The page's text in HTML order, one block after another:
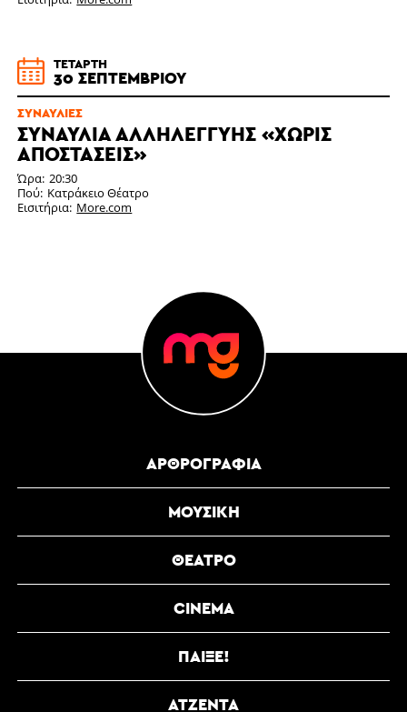
ΤΕΤΆΡΤΗ
30 ΣΕΠΤΕΜΒΡΊΟΥ
ΣΥΝΑΥΛΊΕΣ
ΣΥΝΑΥΛΊΑ ΑΛΛΗΛΕΓΓΎΗΣ «ΧΩΡΊΣ
ΑΠΟΣΤΆΣΕΙΣ»
Ώρα 20:30
Πού Κατράκειο Θέατρο
Εισιτήρια More.com
ΑΡΘΡΟΓΡΑΦΊΑ
ΜΟΥΣΙΚΉ
ΘΈΑΤΡΟ
CINEMA
ΠΑΊΞΕ!
ΑΤΖΈΝΤΑ